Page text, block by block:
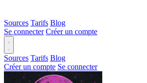
Sources Tarifs Blog
Se connecter Créer un compte
Sources Tarifs Blog
Créer un compte Se connecter